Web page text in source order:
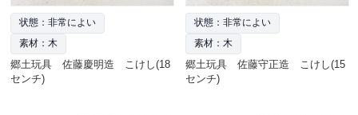
状態：非常によい
素材：木
郷土玩具 佐藤慶明造 こけし(18
センチ)
状態：非常によい
素材：木
郷土玩具 佐藤守正造 こけし(15
センチ)